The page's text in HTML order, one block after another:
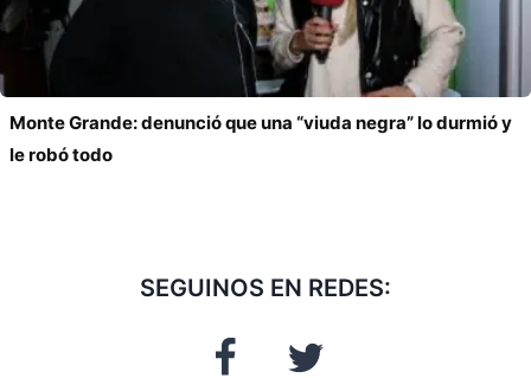
Monte Grande: denunció que una “viuda negra” lo durmió y
le robó todo
SEGUINOS EN REDES: